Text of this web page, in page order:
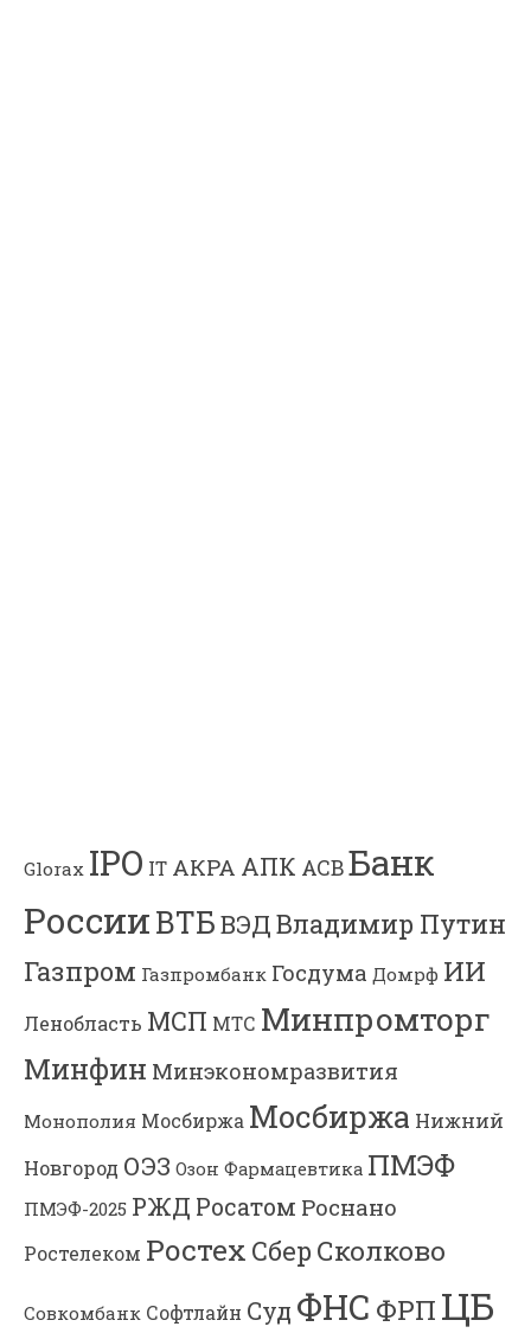
Glorax IPO IT АКРА АПК АСВБанк
РоссииВТБВЭДВладимир Путин
Газпром Газпромбанк Госдума Домрф ИИ
Ленобласть МСП МТС Минпромторг
Минфин Минэкономразвития
Монополия Мосбиржа Мосбиржа Нижний
Новгород ОЭЗ Озон Фармацевтика ПМЭФ
ПМЭФ-2025 РЖД Росатом Роснано
Ростелеком Ростех Сбер Сколково
Совкомбанк Софтлайн Суд ФНС ФРП ЦБ